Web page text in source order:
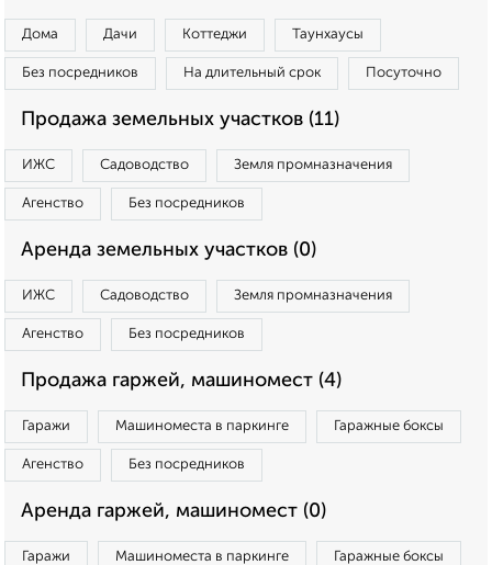
Дома Дачи Коттеджи Таунхаусы
Без посредников На длительный срок Посуточно
Продажа земельных участков (11)
ИЖС Садоводство Земля промназначения
Агенство Без посредников
Аренда земельных участков (0)
ИЖС Садоводство Земля промназначения
Агенство Без посредников
Продажа гаржей, машиномест (4)
Гаражи Машиноместа в паркинге Гаражные боксы
Агенство Без посредников
Аренда гаржей, машиномест (0)
Гаражи Машиноместа в паркинге Гаражные боксы